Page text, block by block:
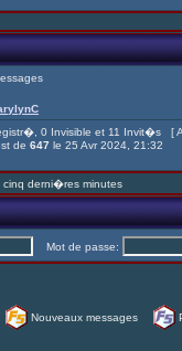
0 Invisible et 11 Invit�s [
de 647 le 25 Avr 2024, 21:32
derni�res minutes
Mot de passe:
Nouveaux messages